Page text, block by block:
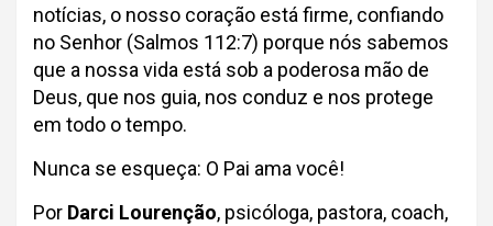
notícias, o nosso coração está firme, confiando
no Senhor (Salmos 112:7) porque nós sabemos
que a nossa vida está sob a poderosa mão de
Deus, que nos guia, nos conduz e nos protege
em todo o tempo.
Nunca se esqueça: O Pai ama você!
Por Darci Lourenção, psicóloga, pastora, coach,